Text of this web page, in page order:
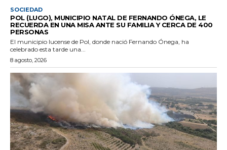
SOCIEDAD
POL (LUGO), MUNICIPIO NATAL DE FERNANDO ÓNEGA, LE
RECUERDA EN UNA MISA ANTE SU FAMILIA Y CERCA DE 400
PERSONAS
El municipio lucense de Pol, donde nació Fernando Ónega, ha
celebrado esta tarde una...
8 agosto, 2026